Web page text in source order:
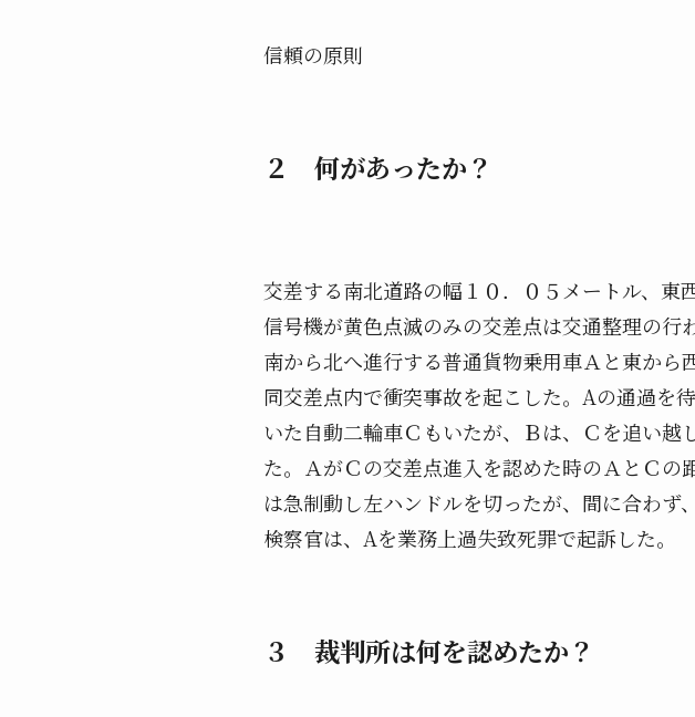
信頼の原則
２ 何があったか？
交差する南北道路の幅１０．０５メートル、東
信号機が黄色点滅のみの交差点は交通整理の行
南から北へ進行する普通貨物乗用車Ａと東から
同交差点内で衝突事故を起こした。Aの通過を
いた自動二輪車Ｃもいたが、Ｂは、Ｃを追い越
た。ＡがＣの交差点進入を認めた時のＡとＣの
は急制動し左ハンドルを切ったが、間に合わず
検察官は、Aを業務上過失致死罪で起訴した。
３ 裁判所は何を認めたか？